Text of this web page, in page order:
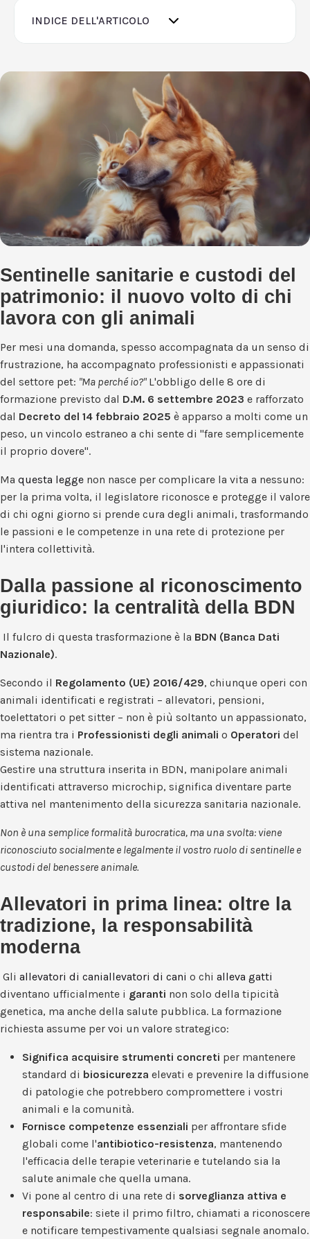
INDICE DELL'ARTICOLO
Sentinelle sanitarie e custodi del
patrimonio: il nuovo volto di chi
lavora con gli animali
Per mesi una domanda, spesso accompagnata da un senso di
frustrazione, ha accompagnato professionisti e appassionati
del settore pet: "Ma perché io?"L'obbligo delle 8 ore di
formazione previsto dal D.M. 6 settembre 2023 e rafforzato
dal Decreto del 14 febbraio 2025 è apparso a molti come un
peso, un vincolo estraneo a chi sente di "fare semplicemente
il proprio dovere".
Ma questa legge non nasce per complicare la vita a nessuno:
per la prima volta, il legislatore riconosce e protegge il valore
di chi ogni giorno si prende cura degli animali, trasformando
le passioni e le competenze in una rete di protezione per
l'intera collettività.
Dalla passione al riconoscimento
giuridico: la centralità della BDN
Il fulcro di questa trasformazione è la BDN (Banca Dati
Nazionale).
Secondo il Regolamento (UE) 2016/429, chiunque operi con
animali identificati e registrati – allevatori, pensioni,
toelettatori o pet sitter – non è più soltanto un appassionato,
ma rientra tra i Professionisti degli animali o Operatori del
sistema nazionale.
Gestire una struttura inserita in BDN, manipolare animali
identificati attraverso microchip, significa diventare parte
attiva nel mantenimento della sicurezza sanitaria nazionale.
Non è una semplice formalità burocratica, ma una svolta: viene
riconosciuto socialmente e legalmente il vostro ruolo di sentinelle e
custodi del benessere animale.
Allevatori in prima linea: oltre la
tradizione, la responsabilità
moderna
Gli allevatori di caniallevatori di cani o chi alleva gatti
diventano ufficialmente i garanti non solo della tipicità
genetica, ma anche della salute pubblica. La formazione
richiesta assume per voi un valore strategico:
Significa acquisire strumenti concreti per mantenere
standard di biosicurezza elevati e prevenire la diffusione
di patologie che potrebbero compromettere i vostri
animali e la comunità.
Fornisce competenze essenziali per affrontare sfide
globali come l'antibiotico-resistenza, mantenendo
l'efficacia delle terapie veterinarie e tutelando sia la
salute animale che quella umana.
Vi pone al centro di una rete di sorveglianza attiva e
responsabile: siete il primo filtro, chiamati a riconoscere
e notificare tempestivamente qualsiasi segnale anomalo.